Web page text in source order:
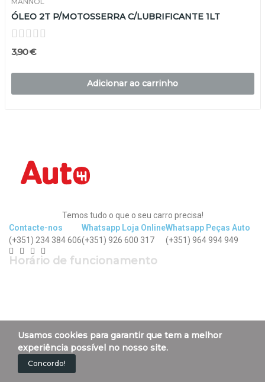
ÓLEO 2T P/MOTOSSERRA C/LUBRIFICANTE 1LT
3,90 €
Adicionar ao carrinho
Temos tudo o que o seu carro precisa!
Contacte-nos
(+351) 234 384 606
Whatsapp Loja Online
(+351) 926 600 317
Whatsapp Peças Auto
(+351) 964 994 949
Horário de funcionamento
A autoelectrovag
Usamos cookies para garantir que tem a melhor
experiência possível no nosso site.
Concordo!